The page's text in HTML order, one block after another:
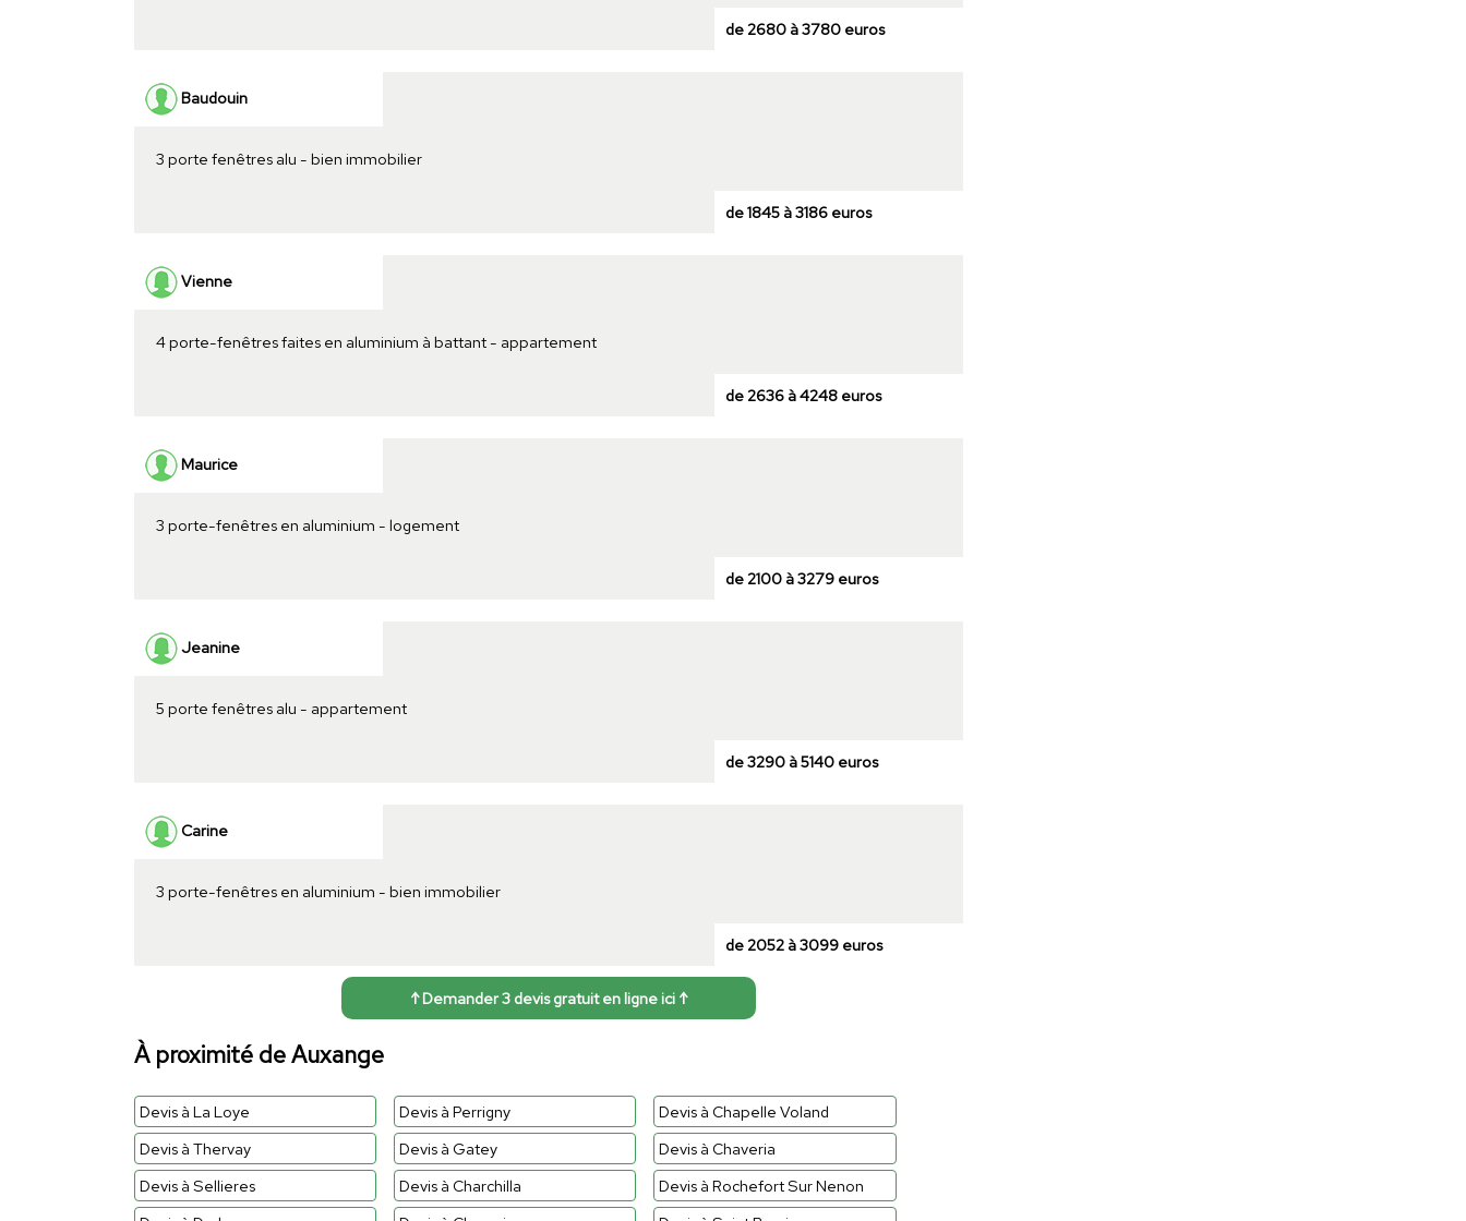
de 2680 à 3780 euros
Baudouin
3 porte fenêtres alu - bien immobilier
de 1845 à 3186 euros
Vienne
4 porte-fenêtres faites en aluminium à battant - appartement
de 2636 à 4248 euros
Maurice
3 porte-fenêtres en aluminium - logement
de 2100 à 3279 euros
Jeanine
5 porte fenêtres alu - appartement
de 3290 à 5140 euros
Carine
3 porte-fenêtres en aluminium - bien immobilier
de 2052 à 3099 euros
↑ Demander 3 devis gratuit en ligne ici ↑
À proximité de Auxange
Devis à La Loye Devis à Perrigny
Devis à Chapelle Voland
Devis à Thervay
Devis à Gatey
Devis à Chaveria
Devis à Sellieres
Devis à Charchilla
Devis à Rochefort Sur Nenon